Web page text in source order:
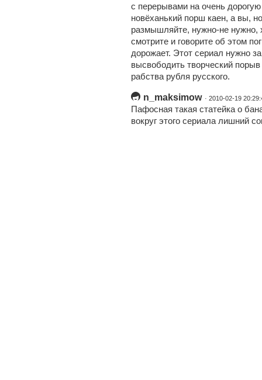
с перерывами на очень
новёханький порш каен, а вы,
размышляйте, нужно-не нужно,
смотрите и говорите об этом
дорожает. Этот сериал нужно
высвободить творческий
рабства рубля русского.
n_maksimow · 2010-02-19
Пафосная такая статейка о
вокруг этого сериала лишний